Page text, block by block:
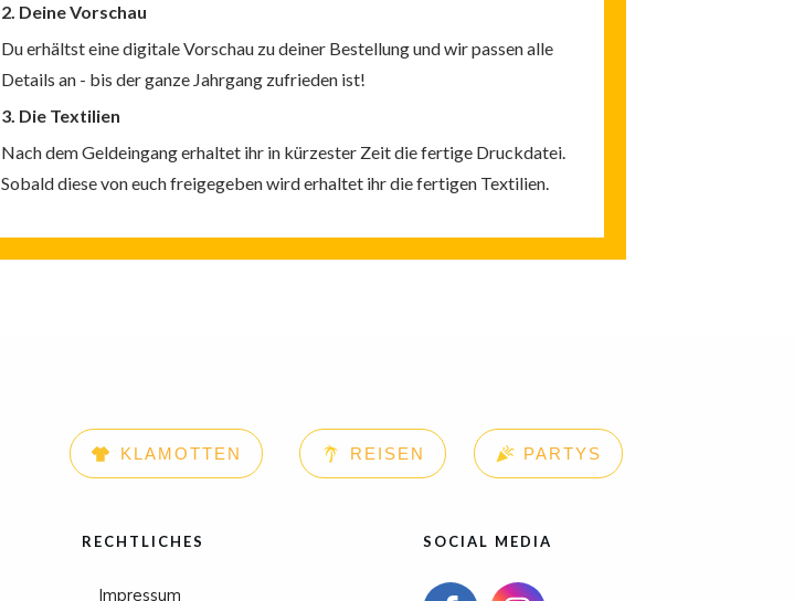
2. Deine Vorschau
Du erhältst eine digitale Vorschau zu deiner Bestellung und wir passen alle
Details an - bis der ganze Jahrgang zufrieden ist!
3. Die Textilien
Nach dem Geldeingang erhaltet ihr in kürzester Zeit die fertige Druckdatei.
Sobald diese von euch freigegeben wird erhaltet ihr die fertigen Textilien.
KLAMOTTEN REISEN PARTYS
RECHTLICHES
Impressum
SOCIAL MEDIA